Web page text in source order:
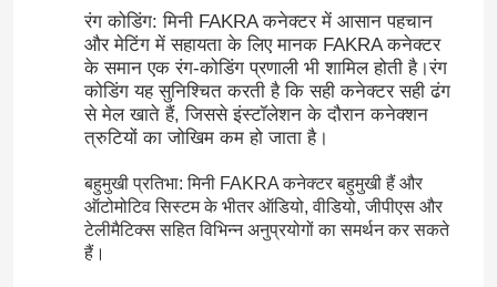
रंग कोडिंग: मिनी FAKRA कनेक्टर में आसान पहचान
और मेटिंग में सहायता के लिए मानक FAKRA कनेक्टर
के समान एक रंग-कोडिंग प्रणाली भी शामिल होती है।रंग
कोडिंग यह सुनिश्चित करती है कि सही कनेक्टर सही ढंग
से मेल खाते हैं, जिससे इंस्टॉलेशन के दौरान कनेक्शन
त्रुटियों का जोखिम कम हो जाता है।
बहुमुखी प्रतिभा: मिनी FAKRA कनेक्टर बहुमुखी हैं और
ऑटोमोटिव सिस्टम के भीतर ऑडियो, वीडियो, जीपीएस और
टेलीमैटिक्स सहित विभिन्न अनुप्रयोगों का समर्थन कर सकते
हैं।